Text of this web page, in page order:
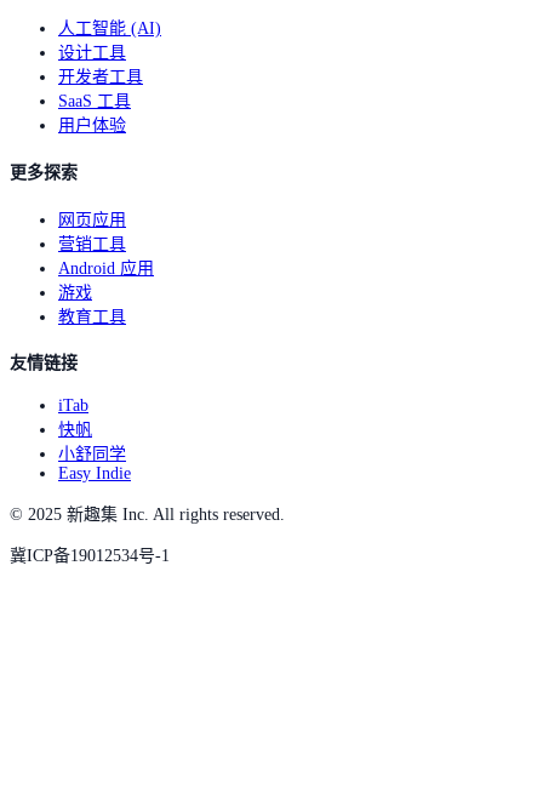
人工智能 (AI)
设计工具
开发者工具
SaaS 工具
用户体验
更多探索
网页应用
营销工具
Android 应用
游戏
教育工具
友情链接
iTab
快帆
小舒同学
Easy Indie
© 2025 新趣集 Inc. All rights reserved.
冀ICP备19012534号-1